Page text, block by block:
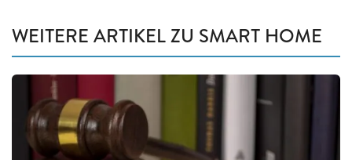
WEITERE ARTIKEL ZU SMART HOME